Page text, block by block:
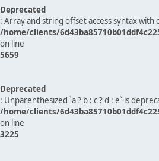
Deprecated
: Array and string offset access syntax with
/home/clients/
on line
5659
Deprecated
: Unparenthesized `a ? b : c ? d : e` is
/home/clients/
on line
3225